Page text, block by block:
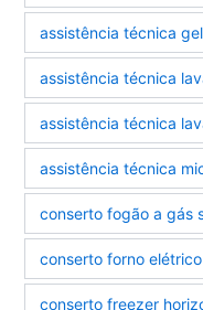
assistência técnica
assistência técnica
assistência técnica
assistência técnica
conserto fogão a gás
conserto forno
conserto freezer